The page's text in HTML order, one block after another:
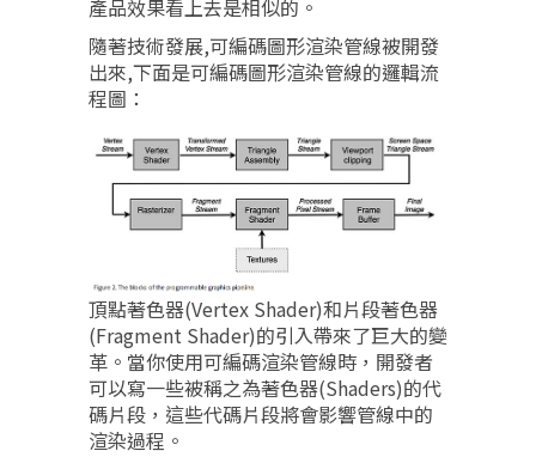
產品效果看上去是相似的。
隨著技術發展,可編碼圖形渲染管線被開發
出來,下面是可編碼圖形渲染管線的邏輯流
程圖：
頂點著色器(Vertex Shader)和片段著色器
(Fragment Shader)的引入帶來了巨大的變
革。當你使用可編碼渲染管線時，開發者
可以寫一些被稱之為著色器(Shaders)的代
碼片段，這些代碼片段將會影響管線中的
渲染過程。